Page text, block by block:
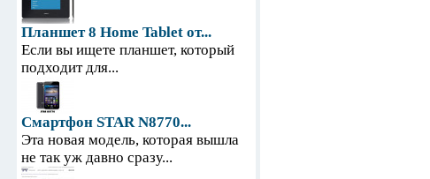
Планшет 8 Home Tablet от...
Если вы ищете планшет, который
подходит для...
Смартфон STAR N8770...
Эта новая модель, которая вышла
не так уж давно сразу...